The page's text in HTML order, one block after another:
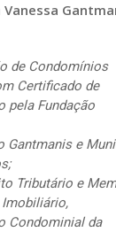
de Condomínios
Certificado de
pela Fundação
Gantmanis e
Tributário e
Condominial da